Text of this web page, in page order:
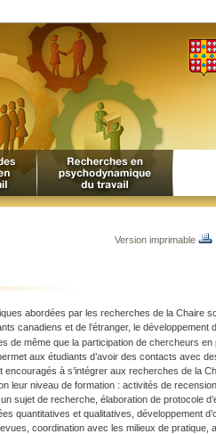
Version imprimable
abordées par les recherches de la Chaire
canadiens et de l’étranger, le développement
de même que la participation de chercheurs en
aux étudiants d’avoir des contacts avec
à s’intégrer aux recherches de la
leur niveau de formation : activités de
sujet de recherche, élaboration de protocole
quantitatives et qualitatives, développement
coordination avec les milieux de pratique,